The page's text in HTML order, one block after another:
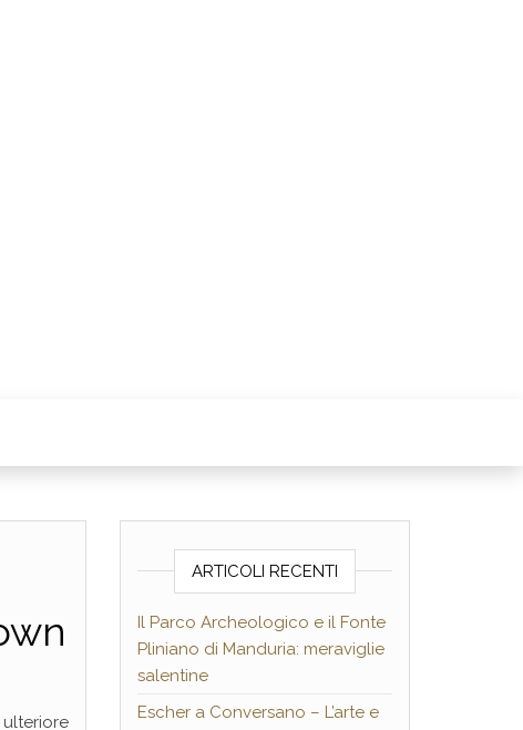
ARTICOLI RECENTI
Il Parco Archeologico e il Fonte
Pliniano di Manduria: meraviglie
salentine
Escher a Conversano – L’arte e